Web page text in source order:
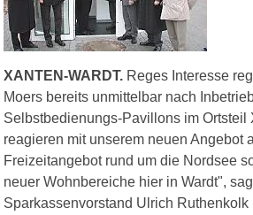
XANTEN-WARDT. Reges Interesse
Moers bereits unmittelbar nach
Selbstbedienungs-Pavillons im Ortsteil
reagieren mit unserem neuen Angebot
Freizeitangebot rund um die Nordsee
neuer Wohnbereiche hier in Wardt",
Sparkassenvorstand Ulrich